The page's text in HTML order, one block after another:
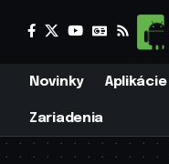
Novinky Aplikácie
Zariadenia